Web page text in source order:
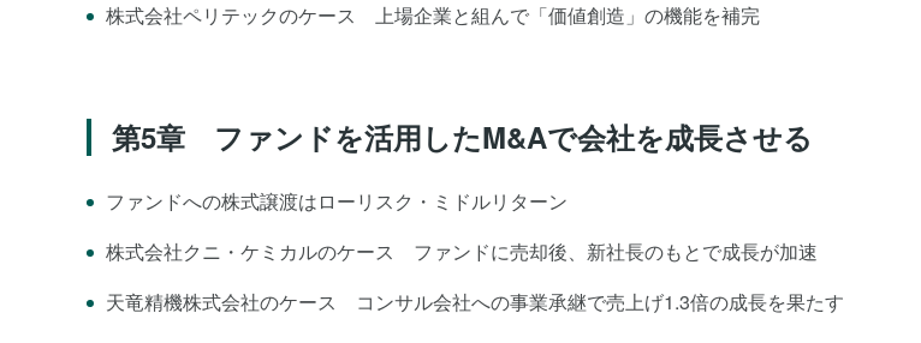
株式会社ペリテックのケース 上場企業と組んで「価値創造」の機能を補完
第5章 ファンドを活用したM&Aで会社を成長させる
ファンドへの株式譲渡はローリスク・ミドルリターン
株式会社クニ・ケミカルのケース ファンドに売却後、新社長のもとで成長が加速
天竜精機株式会社のケース コンサル会社への事業承継で売上げ1.3倍の成長を果たす